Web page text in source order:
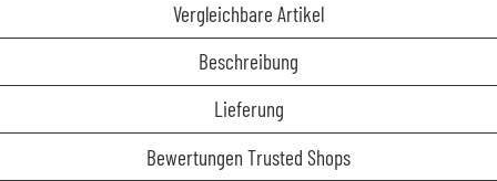
Vergleichbare Artikel
Beschreibung
Lieferung
Bewertungen Trusted Shops